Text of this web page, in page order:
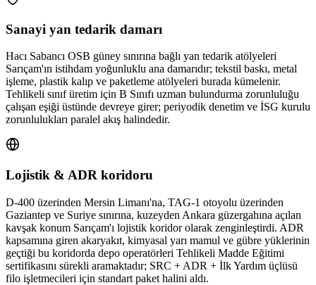
Sanayi yan tedarik damarı
Hacı Sabancı OSB güney sınırına bağlı yan tedarik atölyeleri
Sarıçam'ın istihdam yoğunluklu ana damarıdır; tekstil baskı, metal
işleme, plastik kalıp ve paketleme atölyeleri burada kümelenir.
Tehlikeli sınıf üretim için B Sınıfı uzman bulundurma zorunluluğu
çalışan eşiği üstünde devreye girer; periyodik denetim ve İSG kurulu
zorunlulukları paralel akış halindedir.
Lojistik & ADR koridoru
D-400 üzerinden Mersin Limanı'na, TAG-1 otoyolu üzerinden
Gaziantep ve Suriye sınırına, kuzeyden Ankara güzergahına açılan
kavşak konum Sarıçam'ı lojistik koridor olarak zenginleştirdi. ADR
kapsamına giren akaryakıt, kimyasal yarı mamul ve gübre yüklerinin
geçtiği bu koridorda depo operatörleri Tehlikeli Madde Eğitimi
sertifikasını sürekli aramaktadır; SRC + ADR + İlk Yardım üçlüsü
filo işletmecileri için standart paket halini aldı.